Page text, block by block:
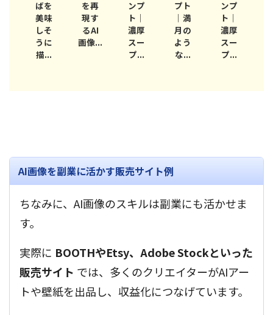
を再
現す
るAI
画像...
ンプ
ト｜
濃厚
スー
プト
｜満
月の
よう
な...
ンプ
ト｜
濃厚
スー
プ...
プト
｜透
き通
る黄
金...
AI画像を副業に活かす販売サイト例
ちなみに、AI画像のスキルは副業にも活かせま
す。
実際に BOOTHやEtsy、Adobe Stockといった
販売サイト では、多くのクリエイターがAIアー
トや壁紙を出品し、収益化につなげています。